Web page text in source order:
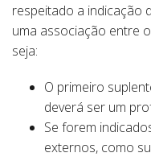
respeitado a indicação
uma associação entre
seja:
O primeiro
deverá ser um
Se forem
externos, como